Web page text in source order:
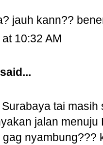
jauh kann??
10:32 AM
Surabaya tai
jalan menuju
nyambung???